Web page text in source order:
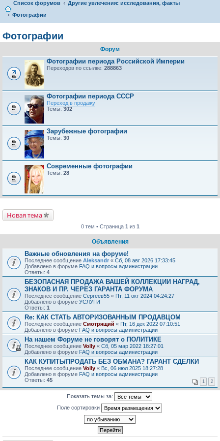
Список форумов
Другие увлечения: исследования, факты
Фотографии
Фотографии
Форум
Фотографии периода Российской Империи
Переходов по ссылке: 288863
Фотографии периода СССР
Переход в продажу
Темы: 302
Зарубежные фотографии
Темы: 30
Современные фотографии
Темы: 28
Новая тема
0 тем • Страница 1 из 1
Объявления
Важные обновления на форуме!
Последнее сообщение Aleksandr « Сб, 08 авг 2026 17:33:45
Добавлено в форуме FAQ и вопросы администрации
Ответы: 4
БЕЗОПАСНАЯ ПРОДАЖА ВАШЕЙ КОЛЛЕКЦИИ НАГРАД,
ЗНАКОВ И ПР. ЧЕРЕЗ ГАРАНТА ФОРУМА
Последнее сообщение Сергеев55 « Пт, 11 окт 2024 04:24:27
Добавлено в форуме УСЛУГИ
Ответы: 1
Re: КАК СТАТЬ АВТОРИЗОВАННЫМ ПРОДАВЦОМ
Последнее сообщение Смотрящий « Пт, 16 дек 2022 07:10:51
Добавлено в форуме FAQ и вопросы администрации
На нашем Форуме не говорят о ПОЛИТИКЕ
Последнее сообщение Volly « Сб, 05 мар 2022 18:27:01
Добавлено в форуме FAQ и вопросы администрации
КАК КУПИТЬ/ПРОДАТЬ БЕЗ ОБМАНА? ГАРАНТ СДЕЛКИ
Последнее сообщение Volly « Вс, 06 июл 2025 18:27:28
Добавлено в форуме FAQ и вопросы администрации
Ответы: 45 1 2
Показать темы за:
Поле сортировки